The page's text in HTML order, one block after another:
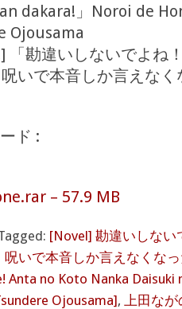
dakara!」Noroi de
Ojousama
「勘違いしないでよね
いで本音しか言えな
ド :
– 57.9 MB
[Novel] 勘違いしな
いで本音しか言えなくな
Anta no Koto Nanka
Ojousama], 上田なが